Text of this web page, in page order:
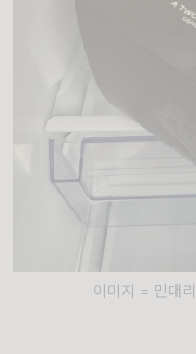
이미지 = 민대